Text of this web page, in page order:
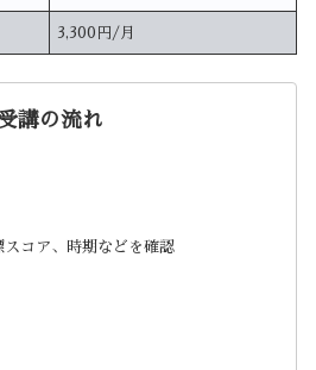
3,300円/月
講の流れ
コア、時期などを確認